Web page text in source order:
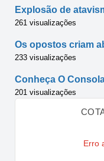
Explosão de
261 visualizações
Os opostos criam
233 visualizações
Conheça O
201 visualizações
Erro